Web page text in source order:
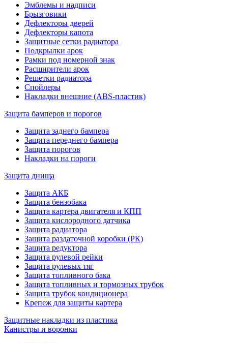
Эмблемы и надписи
Брызговики
Дефлекторы дверей
Дефлекторы капота
Защитные сетки радиатора
Подкрылки арок
Рамки под номерной знак
Расширители арок
Решетки радиатора
Спойлеры
Накладки внешние (ABS-пластик)
Защита бамперов и порогов
Защита заднего бампера
Защита переднего бампера
Защита порогов
Накладки на пороги
Защита днища
Защита АКБ
Защита бензобака
Защита картера двигателя и КПП
Защита кислородного датчика
Защита радиатора
Защита раздаточной коробки (РК)
Защита редуктора
Защита рулевой рейки
Защита рулевых тяг
Защита топливного бака
Защита топливных и тормозных трубок
Защита трубок кондиционера
Крепеж для защиты картера
Защитные накладки из пластика
Канистры и воронки